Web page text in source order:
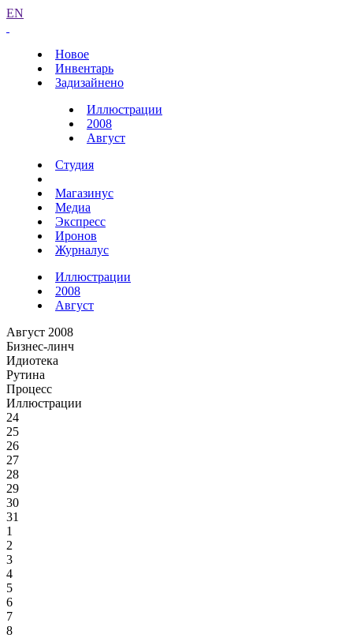
EN
Новое
Инвентарь
Задизайнено
Иллюстрации
2008
Август
Студия
Магазинус
Медиа
Экспресс
Иронов
Журналус
Иллюстрации
2008
Август
Август 2008
Бизнес-линч
Идиотека
Рутина
Процесс
Иллюстрации
24
25
26
27
28
29
30
31
1
2
3
4
5
6
7
8